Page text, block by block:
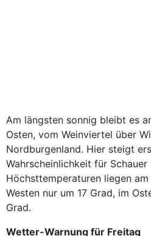
Am längsten sonnig bleibt es
Osten, vom Weinviertel über
Nordburgenland. Hier steigt
Wahrscheinlichkeit für
Höchsttemperaturen liegen
Westen nur um 17 Grad, im
Grad.
Wetter-Warnung für Freitag